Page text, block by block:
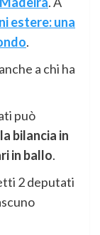
estere: una
.
a chi ha
può
bilancia in
in ballo.
2 deputati